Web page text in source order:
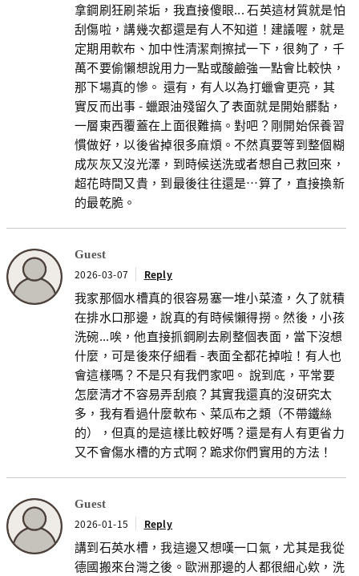
拿鋼刷狂刷茶垢，我直接傻眼... 石英這材質就是怕
刮傷啦，講幾次都還是有人不知道！建議喔，就是
定期用軟布、加中性清潔劑擦拭一下，很夠了，千
萬不要偷懶想說用力一點或酸鹼強一點會比較快，
那下場真的慘。 還有，有人以為打蠟會更亮，其
實反而出事 - 蠟跟油殘留久了表面就是開始髒黏，
一層東西覆蓋在上面很難搞。對吧？剛開始保養習
慣做好，以後省掉很多麻煩。不然真要等到整個糊
成灰灰又沒光澤，到時候送洗或者想自己救回來，
超花時間又貴，到最後往往還是…算了，直接換新
的最乾脆。
Guest
2026-03-07 Reply
我家那個水槽真的很容易塞一堆小菜渣，久了就積
在排水口那邊，說真的有時候懶得撈。然後，小孩
洗碗...唉，他直接抓鋼刷去刷整個表面，當下沒想
什麼，可是後來仔細看 - 表面全都花掉啦！有人也
會這樣嗎？不是只有我們家吧。 說到底，平常要
怎麼清才不容易弄刮痕？其實我還真的沒研究太
多，我有看過什麼軟布、菜瓜布之類（不帶鐵絲
的），但真的是這樣比較好嗎？還是有人有更省力
又不會傷水槽的方式啊？跪求你們實用的方法！
Guest
2026-01-15 Reply
講到石英水槽，我這邊又想嘆一口氣，尤其是我從
德國搬來台灣之後。歐洲那邊的人都很細心欸，洗